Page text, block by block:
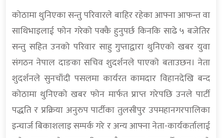
कोठामा थुनिएका सन्तु परिवारले बाहिर रहेका आफ्ना आफन्त वा
साथिभाइलाई फोन गरेको पक्कै हुनुपर्छ किनकि साढे ५ बजेतिर
सन्तु सहित उनको परिवार साहु गुप्ताद्वारा थुनिएको खबर युवा
संगठन नेपाल दाङका सचिव शुदर्शनले पाएको बताउछन। नेता
शुदर्शनले सुनचाँदी पसलमा कार्यरत कामदार विहानदेखि बन्द
कोठामा थुनिएको खबर फोन मार्फत प्राप्त गरेपछि उनले पार्टी
पद्धति र प्रक्रिया अनुरुप पार्टीका तुलसीपुर उपमहानगरपालिका
इन्चार्ज बिकाशलाइ सम्पर्क गरे र अन्य आफ्ना नेता-कार्यकर्तालाई